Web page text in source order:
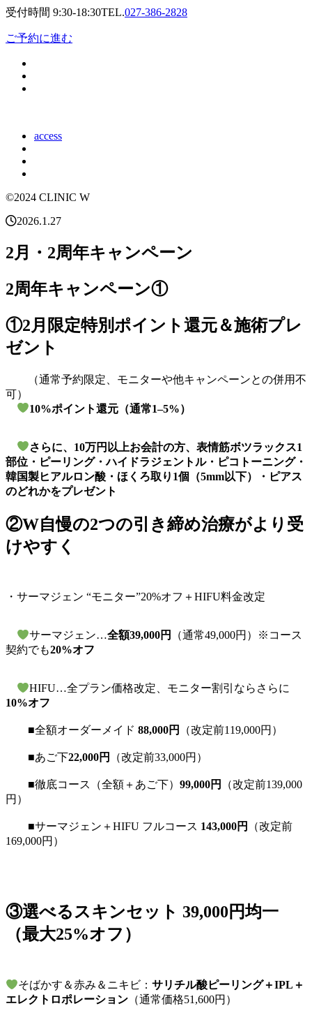
受付時間 9:30-18:30TEL.027-386-2828
ご予約に進む
access
©2024 CLINIC W
2026.1.27
2月・2周年キャンペーン
2周年キャンペーン①
①2月限定特別ポイント還元＆施術プレ
ゼント
（通常予約限定、モニターや他キャンペーンとの併用不
可）
10%ポイント還元（通常1–5%）
さらに、10万円以上お会計の方、表情筋ボツラックス1
部位・ピーリング・ハイドラジェントル・ピコトーニング・
韓国製ヒアルロン酸・ほくろ取り1個（5mm以下）・ピアス
のどれかをプレゼント
②W自慢の2つの引き締め治療がより受
けやすく
・サーマジェン “モニター”20%オフ＋HIFU料金改定
サーマジェン…全額39,000円
（通常49,000円）※コース
契約でも20%オフ
HIFU…全プラン価格改定、モニター割引ならさらに
10%オフ
■全額オーダーメイド 88,000円 （改定前119,000円）
■あご下22,000円 （改定前33,000円）
■徹底コース（全額＋あご下） 99,000円
（改定前139,000
円）
■サーマジェン＋HIFU フルコース 143,000円
（改定前
169,000円）
③選べるスキンセット 39,000円均一
（最大25%オフ）
そばかす＆赤み＆ニキビ：サリチル酸ピーリング＋IPL＋
エレクトロポレーション （通常価格51,600円）